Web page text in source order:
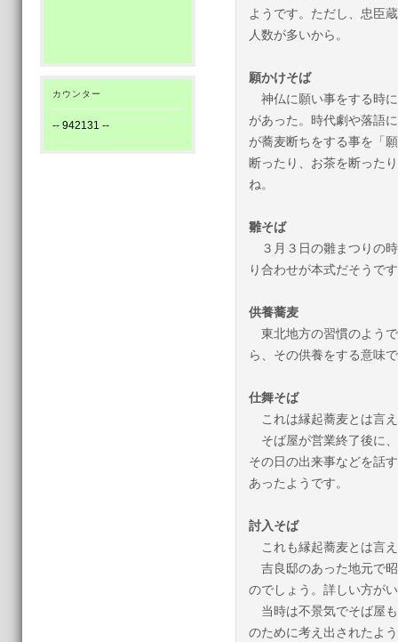
カウンター
-- 942131 --
ようです。ただし、忠臣
人数が多いから。
願かけそば
神仏に願い事をする時
があった。時代劇や落語
が蕎麦断ちをする事を「
断ったり、お茶を断った
ね。
雛そば
３月３日の雛まつりの
り合わせが本式だそうで
供養蕎麦
東北地方の習慣のよう
ら、その供養をする意味
仕舞そば
これは縁起蕎麦とは言
そば屋が営業終了後に
その日の出来事などを話
あったようです。
討入そば
これも縁起蕎麦とは言
吉良邸のあった地元で
のでしょう。詳しい方が
当時は不景気でそば屋
のために考え出されたよ